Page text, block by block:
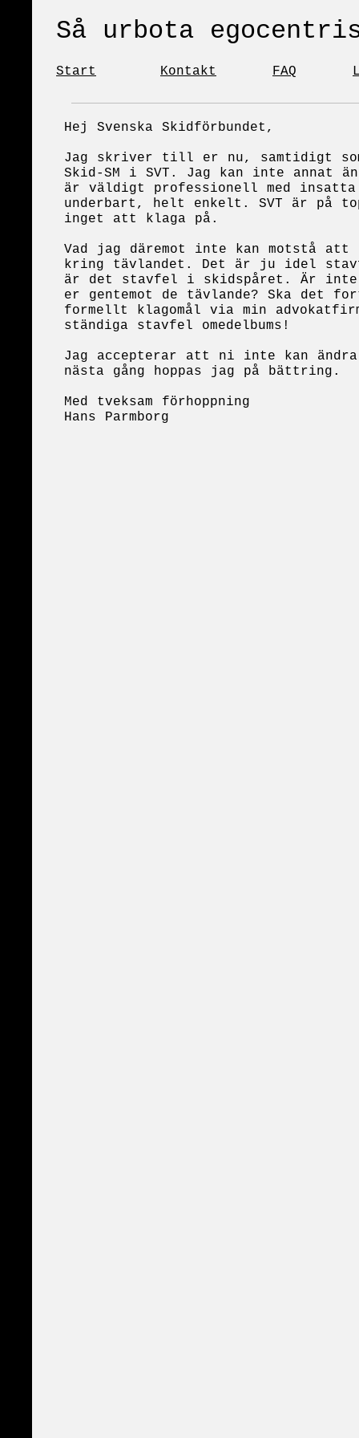
Så urbota
Start Kontakt FAQ
Hej Svenska Skidförbundet,
Jag skriver till er nu, samtidigt
Skid-SM i SVT. Jag kan inte annat
är väldigt professionell med insatta
underbart, helt enkelt. SVT är på
inget att klaga på.
Vad jag däremot inte kan motstå
kring tävlandet. Det är ju idel
är det stavfel i skidspåret. Är inte
er gentemot de tävlande? Ska det
formellt klagomål via min
ständiga stavfel omedelbums!
Jag accepterar att ni inte kan
nästa gång hoppas jag på bättring.
Med tveksam förhoppning
Hans Parmborg